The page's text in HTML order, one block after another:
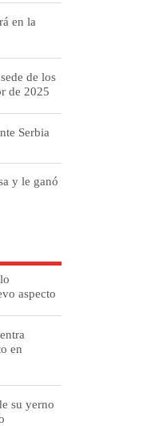
en la
de los
de 2025
Serbia
y le ganó
aspecto
en
su yerno